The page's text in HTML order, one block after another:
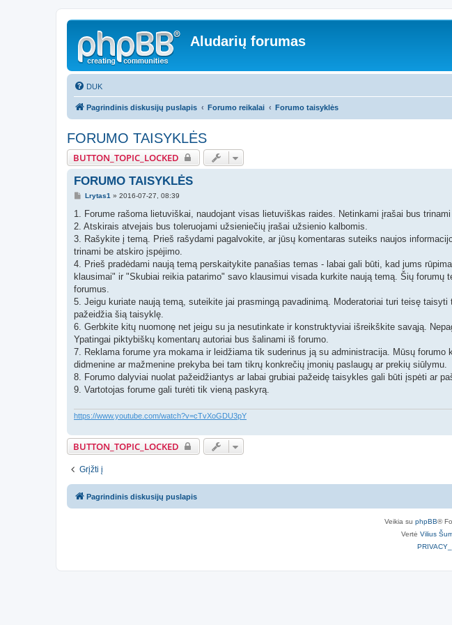
Aludarių forumas
DUK
Pagrindinis diskusijų puslapis Forumo reikalai Forumo taisyklės
FORUMO TAISYKLĖS
BUTTON_TOPIC_LOCKED
FORUMO TAISYKLĖS
S
a
d
a
t
ė
Lrytas1 » 2016-07-27, 08:39
1. Forume rašoma lietuviškai, naudojant visas lietuviškas raides. Netinkami įrašai bus
2. Atskirais atvejais bus toleruojami užsieniečių įrašai užsienio kalbomis.
3. Rašykite į temą. Prieš rašydami pagalvokite, ar jūsų komentaras suteiks naujos
trinami be atskiro įspėjimo.
4. Prieš pradėdami naują temą perskaitykite panašias temas - labai gali būti, kad jums
klausimai" ir "Skubiai reikia patarimo" savo klausimui visada kurkite naują temą. Šių forumų
forumus.
5. Jeigu kuriate naują temą, suteikite jai prasmingą pavadinimą. Moderatoriai turi teisę
pažeidžia šią taisyklę.
6. Gerbkite kitų nuomonę net jeigu su ja nesutinkate ir konstruktyviai išreikškite savąją.
Ypatingai piktybiškų komentarų autoriai bus šalinami iš forumo.
7. Reklama forume yra mokama ir leidžiama tik suderinus ją su administracija. Mūsų
didmenine ar mažmenine prekyba bei tam tikrų konkrečių įmonių paslaugų ar prekių siūlymu.
8. Forumo dalyviai nuolat pažeidžiantys ar labai grubiai pažeidę taisykles gali būti įspėti ar
9. Vartotojas forume gali turėti tik vieną paskyrą.
https://www.youtube.com/watch?v=cTvXoGDU3pY
BUTTON_TOPIC_LOCKED
Grįžti į
Pagrindinis diskusijų puslapis
Veikia su phpBB®
Vertė Vilius